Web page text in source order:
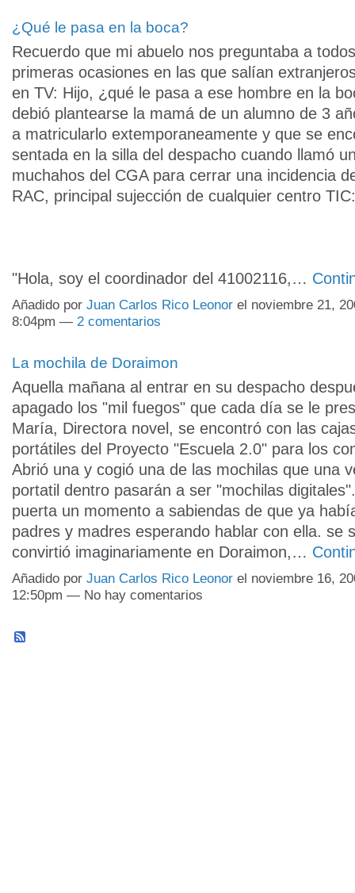
¿Qué le pasa en la boca?
Recuerdo que mi abuelo nos preguntaba a
primeras ocasiones en las que salían
en TV: Hijo, ¿qué le pasa a ese hombre en la
debió plantearse la mamá de un alumno de 3
a matricularlo extemporaneamente y que se
sentada en la silla del despacho cuando llamó
muchahos del CGA para cerrar una incidencia
RAC, principal sujección de cualquier centro TIC:
"Hola, soy el coordinador del 41002116,…
Añadido por Juan Carlos Rico Leonor el noviembre 21,
8:04pm — 2 comentarios
La mochila de Doraimon
Aquella mañana al entrar en su despacho
apagado los "mil fuegos" que cada día se le
María, Directora novel, se encontró con las
portátiles del Proyecto "Escuela 2.0" para los
Abrió una y cogió una de las mochilas que una
portatil dentro pasarán a ser "mochilas
puerta un momento a sabiendas de que ya
padres y madres esperando hablar con ella. se
convirtió imaginariamente en Doraimon,…
Añadido por Juan Carlos Rico Leonor el noviembre 16,
12:50pm — No hay comentarios